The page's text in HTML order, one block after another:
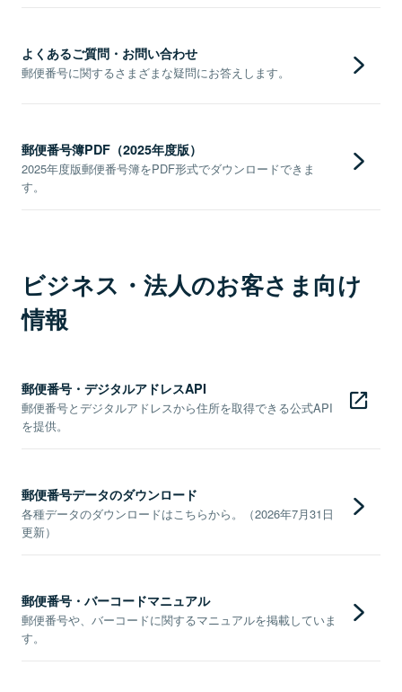
よくあるご質問・お問い合わせ
郵便番号に関するさまざまな疑問にお答えします。
郵便番号簿PDF（2025年度版）
2025年度版郵便番号簿をPDF形式でダウンロードできま
す。
ビジネス・法人のお客さま向け
情報
郵便番号・デジタルアドレスAPI
郵便番号とデジタルアドレスから住所を取得できる公式API
を提供。
郵便番号データのダウンロード
各種データのダウンロードはこちらから。（2026年7月31日
更新）
郵便番号・バーコードマニュアル
郵便番号や、バーコードに関するマニュアルを掲載していま
す。